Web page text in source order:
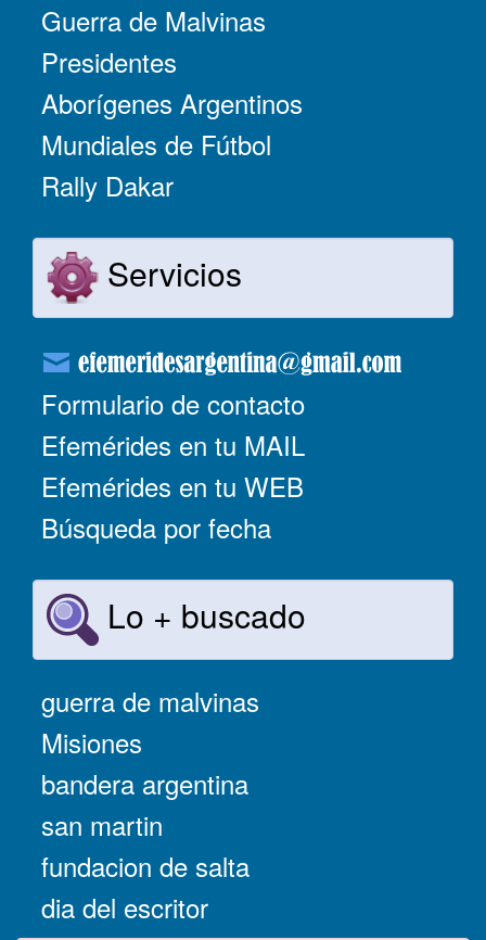
Guerra de Malvinas
Presidentes
Aborígenes Argentinos
Mundiales de Fútbol
Rally Dakar
Servicios
Formulario de contacto
Efemérides en tu MAIL
Efemérides en tu WEB
Búsqueda por fecha
Lo + buscado
guerra de malvinas
Misiones
bandera argentina
san martin
fundacion de salta
dia del escritor